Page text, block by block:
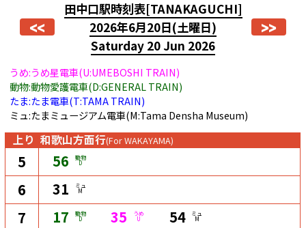
<<
田中口駅時刻表[TANAKAGUCHI]
2026年6月20日(土曜日)
Saturday 20 Jun 2026
>>
うめ:うめ星電車(U:UMEBOSHI TRAIN)
動物:動物愛護電車(D:GENERAL TRAIN)
たま:たま電車(T:TAMA TRAIN)
ミュ:たまミュージアム電車(M:Tama Densha Museum)
上り 和歌山方面行(For WAKAYAMA)
5 56 動物
D
6 31 ミュ
M
7 17 動物
D 35 うめ
U 54 ミュ
M